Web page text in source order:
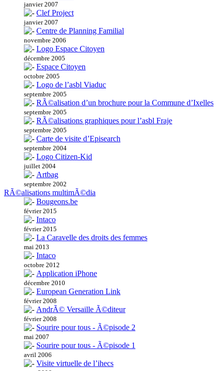
janvier 2007
Clef Project
janvier 2007
Centre de Planning Familial
novembre 2006
Logo Espace Citoyen
décembre 2005
Espace Citoyen
octobre 2005
Logo de l’asbl Viaduc
septembre 2005
RÃ©alisation d’un brochure pour la Commune d’Ixelles
septembre 2005
RÃ©alisations graphiques pour l’asbl Fraje
septembre 2005
Carte de visite d’Episearch
septembre 2004
Logo Citizen-Kid
juillet 2004
Artbag
septembre 2002
RÃ©alisations multimÃ©dia
Bougeons.be
février 2015
Intaco
février 2015
La Caravelle des droits des femmes
mai 2013
Intaco
octobre 2012
Application iPhone
décembre 2010
European Generation Link
février 2008
AndrÃ© Versaille Ã©diteur
février 2008
Sourire pour tous - Ã©pisode 2
mai 2007
Sourire pour tous - Ã©pisode 1
avril 2006
Visite virtuelle de l’ihecs